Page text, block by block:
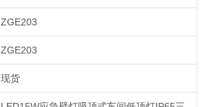
ZGE203
ZGE203
现货